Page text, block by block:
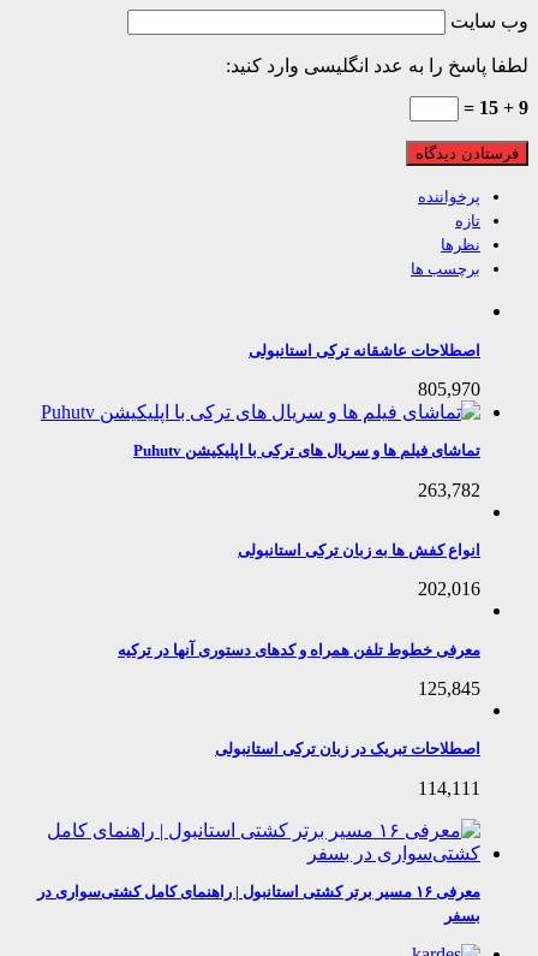
پاسخ را به عدد انگلیسی وارد کنید:
پرخواننده
تازه
نظرها
برچسب ها
اصطلاحات عاشقانه ترکی استانبولی
805,970
تماشای فیلم ها و سریال های ترکی با اپلیکیشن Puhutv
263,782
انواع کفش ها به زبان ترکی استانبولی
202,016
معرفی خطوط تلفن همراه و کدهای دستوری آنها در ترکیه
125,845
اصطلاحات تبریک در زبان ترکی استانبولی
114,111
معرفی ۱۶ مسیر برتر کشتی استانبول | راهنمای کامل کشتی‌سواری در